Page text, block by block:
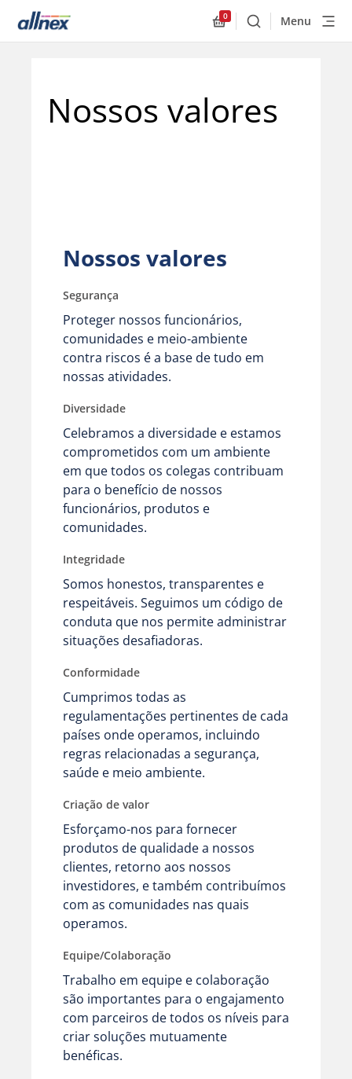
0
BuscarMenu
Nossos valores
Nossos valores
Segurança
Proteger nossos funcionários,
comunidades e meio-ambiente
contra riscos é a base de tudo em
nossas atividades.
Diversidade
Celebramos a diversidade e estamos
comprometidos com um ambiente
em que todos os colegas contribuam
para o benefício de nossos
funcionários, produtos e
comunidades.
Integridade
Somos honestos, transparentes e
respeitáveis. Seguimos um código de
conduta que nos permite administrar
situações desafiadoras.
Conformidade
Cumprimos todas as
regulamentações pertinentes de cada
países onde operamos, incluindo
regras relacionadas a segurança,
saúde e meio ambiente.
Criação de valor
Esforçamo-nos para fornecer
produtos de qualidade a nossos
clientes, retorno aos nossos
investidores, e também contribuímos
com as comunidades nas quais
operamos.
Equipe/Colaboração
Trabalho em equipe e colaboração
são importantes para o engajamento
com parceiros de todos os níveis para
criar soluções mutuamente
benéficas.